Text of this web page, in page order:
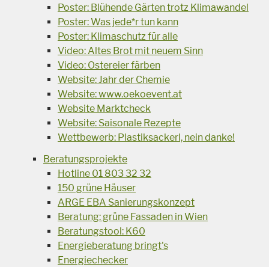
Poster: Blühende Gärten trotz Klimawandel
Poster: Was jede*r tun kann
Poster: Klimaschutz für alle
Video: Altes Brot mit neuem Sinn
Video: Ostereier färben
Website: Jahr der Chemie
Website: www.oekoevent.at
Website Marktcheck
Website: Saisonale Rezepte
Wettbewerb: Plastiksackerl, nein danke!
Beratungsprojekte
Hotline 01 803 32 32
150 grüne Häuser
ARGE EBA Sanierungskonzept
Beratung: grüne Fassaden in Wien
Beratungstool: K60
Energieberatung bringt's
Energiechecker